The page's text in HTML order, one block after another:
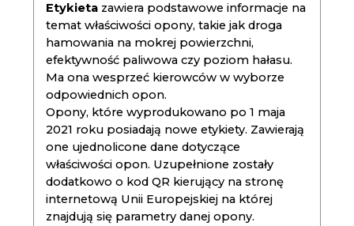
Etykieta zawiera podstawowe informacje na
temat właściwości opony, takie jak droga
hamowania na mokrej powierzchni,
efektywność paliwowa czy poziom hałasu.
Ma ona wesprzeć kierowców w wyborze
odpowiednich opon.
Opony, które wyprodukowano po 1 maja
2021 roku posiadają nowe etykiety. Zawierają
one ujednolicone dane dotyczące
właściwości opon. Uzupełnione zostały
dodatkowo o kod QR kierujący na stronę
internetową Unii Europejskiej na której
znajdują się parametry danej opony.